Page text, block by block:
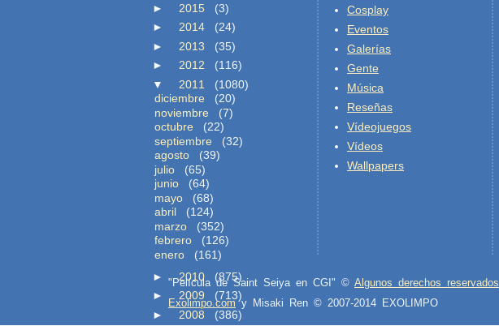
►
2015
(3)
►
2014
(24)
►
2013
(35)
►
2012
(116)
▼
2011
(1080)
diciembre
(20)
noviembre
(7)
octubre
(22)
septiembre
(32)
agosto
(39)
julio
(65)
junio
(64)
mayo
(68)
abril
(124)
marzo
(352)
febrero
(126)
enero
(161)
► 2010
(875)
►
2009
(713)
►
2008 (386)
Cosplay
Eventos
Galerías
Gente
Música
Reseñas
Vídeojuegos
Vídeos
Wallpapers
"Película de Saint Seiya en CGI" © Algunos derechos reservados
Exolimpo.comy Misaki Ren © 2007-2014 EXOLIMPO